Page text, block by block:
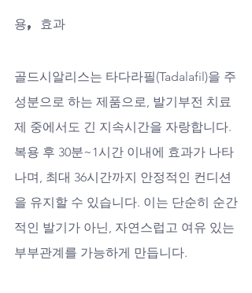
용, 효과
골드시알리스는 타다라필(Tadalafil)을 주
성분으로 하는 제품으로, 발기부전 치료
제 중에서도 긴 지속시간을 자랑합니다.
복용 후 30분~1시간 이내에 효과가 나타
나며, 최대 36시간까지 안정적인 컨디션
을 유지할 수 있습니다. 이는 단순히 순간
적인 발기가 아닌, 자연스럽고 여유 있는
부부관계를 가능하게 만듭니다.